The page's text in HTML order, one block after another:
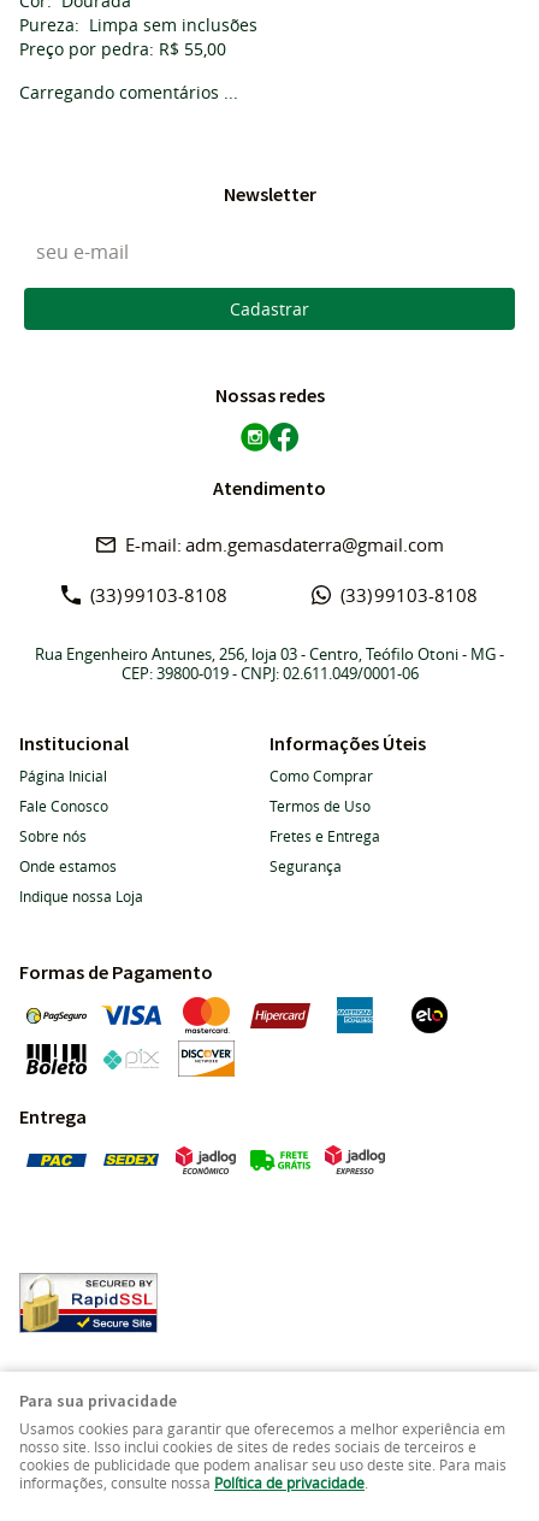
Pureza: Limpa sem inclusões
Preço por pedra: R$ 55,00
Carregando comentários ...
Newsletter
Cadastrar
Nossas redes
Atendimento
(33)99103-8108 (33)99103-8108
adm.gemasdaterra@gmail.com
Rua Engenheiro Antunes, 256, loja 03-Centro, Teófilo Otoni- MG-
CEP: 39800-019- CNPJ: 02.611.049/0001-06
Institucional
Página Inicial
Fale Conosco
Sobre nós
Onde estamos
Indique nossa Loja
Informações Úteis
Como Comprar
Termos de Uso
Fretes e Entrega
Segurança
Formas de Pagamento
Entrega
LOJA VIRTUAL CRIADA POR
Para sua privacidade
Usamos cookies para garantir que oferecemos a melhor experiência em
nosso site. Isso inclui cookies de sites de redes sociais de terceiros e
cookies de publicidade que podem analisar seu uso deste site. Para mais
informações, consulte nossa Política de privacidade